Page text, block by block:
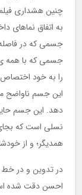
چنین هشداری
به اتفاق نماهای
جسمی که در
جسمی که با همه
را به خود اختصاص
این جسم ناواضح
دهد. این جسم
نسلی است که
همدیگر؛ و از
در تدوین و در خط
احسن دقت شده